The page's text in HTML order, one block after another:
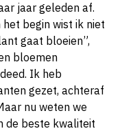
jaar geleden af.
begin wist ik niet
gaat bloeien”,
bloemen
Ik heb
gezet, achteraf
nu weten we
de beste kwaliteit